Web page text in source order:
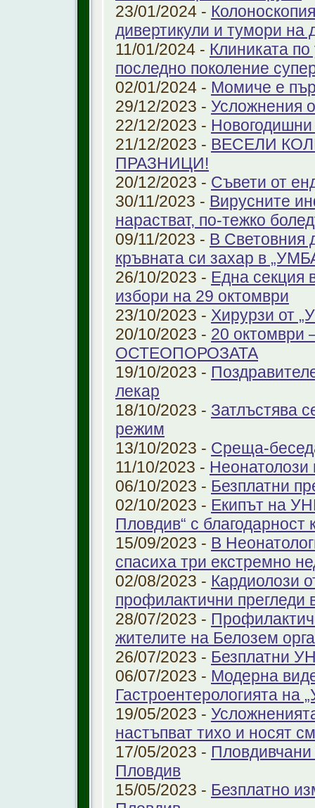
23/01/2024 -
дивертикули и тумори на
11/01/2024 - Клиниката
последно поколение
02/01/2024 - Момиче е
29/12/2023 - Усложнения
22/12/2023 -
21/12/2023 - ВЕСЕЛИ
ПРАЗНИЦИ!
20/12/2023 - Съвети от
30/11/2023 - Вирусните
нарастват, по-тежко
09/11/2023 - В Световния
кръвната си захар в
26/10/2023 - Една секция
избори на 29 октомври
23/10/2023 - Хирурзи от
20/10/2023 - 20
ОСТЕОПОРОЗАТА
19/10/2023 -
лекар
18/10/2023 - Затлъстява
режим
13/10/2023 - Среща-
11/10/2023 -
06/10/2023 - Безплатни
02/10/2023 - Екипът на
Пловдив“ с благодарност
15/09/2023 - В
спасиха три екстремно
02/08/2023 - Кардиолози
профилактични прегледи
28/07/2023 -
жителите на Белозем
26/07/2023 - Безплатни
06/07/2023 - Модерна
Гастроентерологията на
19/05/2023 -
настъпват тихо и носят
17/05/2023 -
Пловдив
15/05/2023 - Безплатно